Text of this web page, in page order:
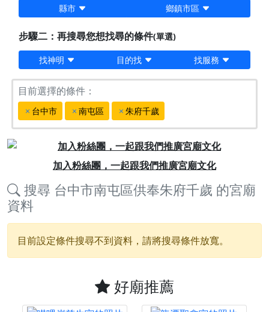
縣市 鄉鎮市區
步驟二：再搜尋您想找尋的條件(單選)
找神明 目的找 找服務
目前選擇的條件：
台中市 南屯區 朱府千歲
加入粉絲團，一起跟我們推廣宮廟文化
Previous
搜尋 台中市南屯區供奉朱府千歲 的宮廟
資料
目前設定條件搜尋不到資料，請將搜尋條件放寬。
好廟推薦